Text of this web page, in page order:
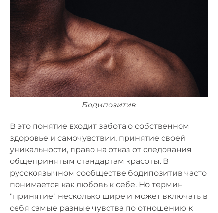
Бодипозитив
В это понятие входит забота о собственном
здоровье и самочувствии, принятие своей
уникальности, право на отказ от следования
общепринятым стандартам красоты. В
русскоязычном сообществе бодипозитив часто
понимается как любовь к себе. Но термин
"принятие" несколько шире и может включать в
себя самые разные чувства по отношению к